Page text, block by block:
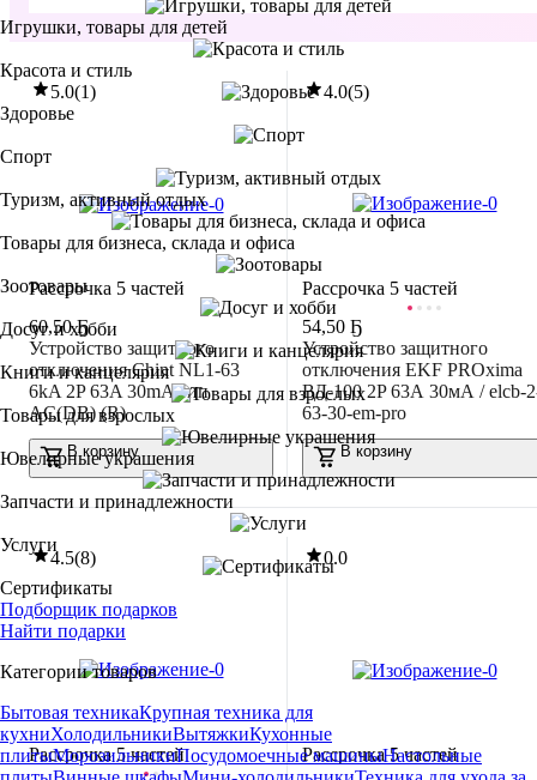
Игрушки, товары для детей
Красота и стиль
Здоровье
Спорт
Туризм, активный отдых
Товары для бизнеса, склада и офиса
Зоотовары
Досуг и хобби
Книги и канцелярия
Товары для взрослых
Ювелирные украшения
Запчасти и принадлежности
Услуги
Сертификаты
Подборщик подарков
Найти подарки
Категории товаров
Бытовая техникаКрупная техника для
кухниХолодильникиВытяжкиКухонные
плитыМорозильникиПосудомоечные машиныНастольные
В корзину В корзину
5.0(1)
Рассрочка 5 частей
60,50 Ҕ
Устройство защитного
отключения Chint NL1-63
6kA 2P 63A 30mA тип
AC(DB) (R)
В корзину
4.0(5)
Рассрочка 5 частей
54,50 Ҕ
Устройство защитного
отключения EKF PROxima
ВД-100 2P 63А 30мА / elcb-
63-30-em-pro
В корзину
4.5(8)
Рассрочка 5 частей
0.0
Рассрочка 5 частей